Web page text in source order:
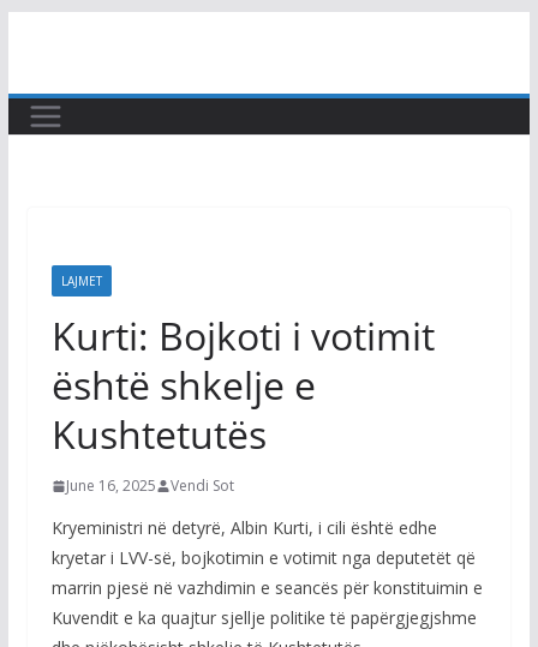
content
LAJMET
Kurti: Bojkoti i votimit
është shkelje e
Kushtetutës
June 16, 2025 Vendi Sot
Kryeministri në detyrë, Albin Kurti, i cili është edhe
kryetar i LVV-së, bojkotimin e votimit nga deputetët që
marrin pjesë në vazhdimin e seancës për konstituimin e
Kuvendit e ka quajtur sjellje politike të papërgjegjshme